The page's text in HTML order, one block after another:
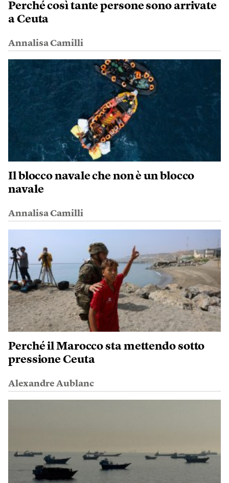
Perché così tante persone sono arrivate
a Ceuta
Annalisa Camilli
Il blocco navale che non è un blocco
navale
Annalisa Camilli
Perché il Marocco sta mettendo sotto
pressione Ceuta
Alexandre Aublanc